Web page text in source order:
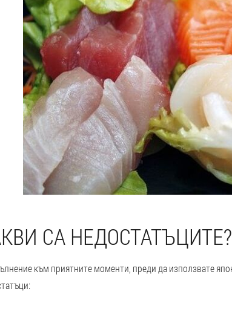
СА НЕДОСТАТЪЦИТЕ?
към приятните моменти, преди да използвате